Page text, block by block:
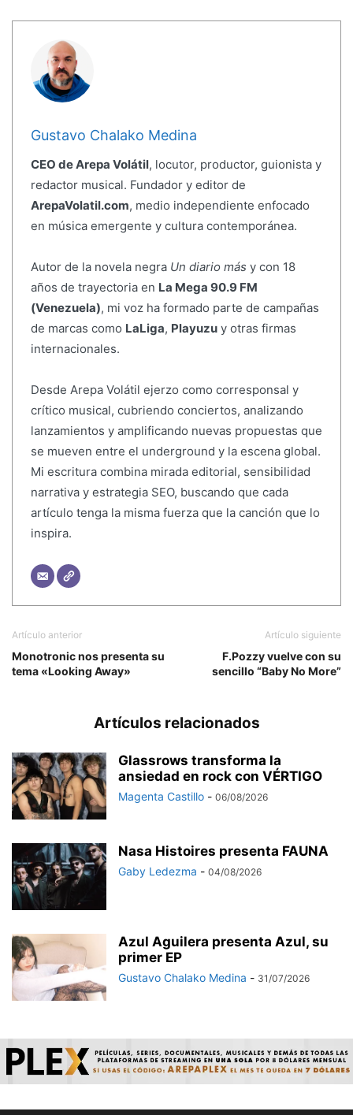
Gustavo Chalako Medina
CEO de Arepa Volátil, locutor, productor, guionista y
redactor musical. Fundador y editor de
ArepaVolatil.com, medio independiente enfocado
en música emergente y cultura contemporánea.
Autor de la novela negra Un diario más y con 18
años de trayectoria en La Mega 90.9 FM
(Venezuela), mi voz ha formado parte de campañas
de marcas como LaLiga, Playuzuy otras firmas
internacionales.
Desde Arepa Volátil ejerzo como corresponsal y
crítico musical, cubriendo conciertos, analizando
lanzamientos y amplificando nuevas propuestas que
se mueven entre el underground y la escena global.
Mi escritura combina mirada editorial, sensibilidad
narrativa y estrategia SEO, buscando que cada
artículo tenga la misma fuerza que la canción que lo
inspira.
Artículo anterior
Monotronic nos presenta su
tema «Looking Away»
Artículo siguiente
F.Pozzy vuelve con su
sencillo “Baby No More”
Artículos relacionados
Glassrows transforma la
ansiedad en rock con VÉRTIGO
Magenta Castillo - 06/08/2026
Nasa Histoires presenta FAUNA
Gaby Ledezma - 04/08/2026
Azul Aguilera presenta Azul, su
primer EP
Gustavo Chalako Medina - 31/07/2026